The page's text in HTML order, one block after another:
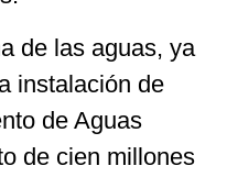
de las aguas, ya
instalación de
de Aguas
de cien millones